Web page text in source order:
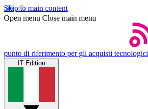
Skip to main content
Open menu Close main menu
punto di riferimento per gli acquisti tecnologici
IT Edition